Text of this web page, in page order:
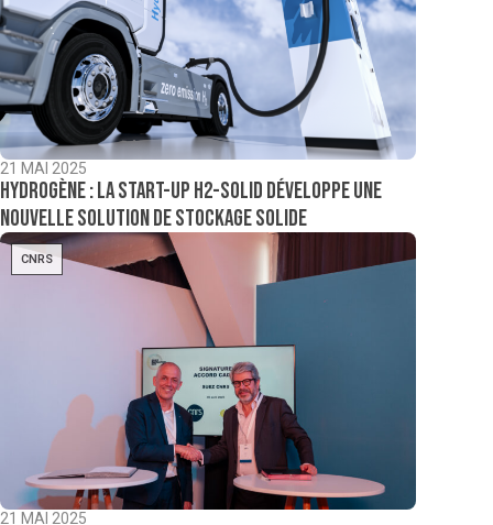
21 MAI 2025
Hydrogène : la start-up H2-Solid développe une
nouvelle solution de stockage solide
CNRS
21 MAI 2025